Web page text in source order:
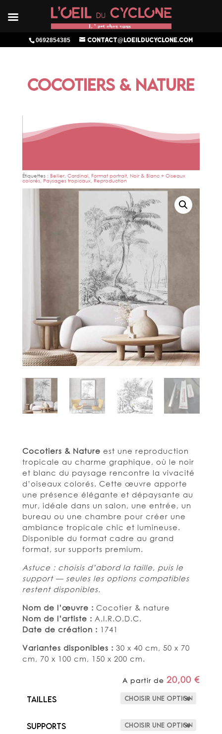
0692854385 contact@loeilducyclone.com
COCOTIERS & NATURE
Étiquettes : Bellier, Cardinal, Format portrait, Noir & Blanc + Oiseaux
colorés, Paysages tropicaux, Reproduction
Cocotiers & Nature est une reproduction
tropicale au charme graphique, où le noir
et blanc du paysage rencontre la vivacité
d’oiseaux colorés. Cette œuvre apporte
une présence élégante et dépaysante au
mur, idéale dans un salon, une entrée, un
bureau ou une chambre pour créer une
ambiance tropicale chic et lumineuse.
Disponible du format cadre au grand
format, sur supports premium.
Astuce : choisis d’abord la taille, puis le
support — seules les options compatibles
restent disponibles.
Nom de l’œuvre : Cocotier & nature
Nom de l’artiste : A.I.R.O.D.C.
Date de création : 1741
Variantes disponibles : 30 x 40 cm, 50 x 70
cm, 70 x 100 cm, 150 x 200 cm.
A partir de20,00€
Tailles
Supports